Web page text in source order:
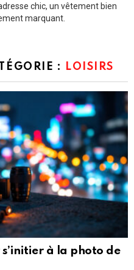
chic, un vêtement bien
marquant.
: LOISIRS
à la photo de